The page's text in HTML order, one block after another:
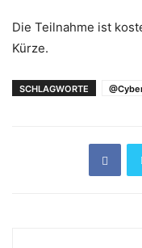
Die Teilnahme ist
Kürze.
SCHLAGWORTE